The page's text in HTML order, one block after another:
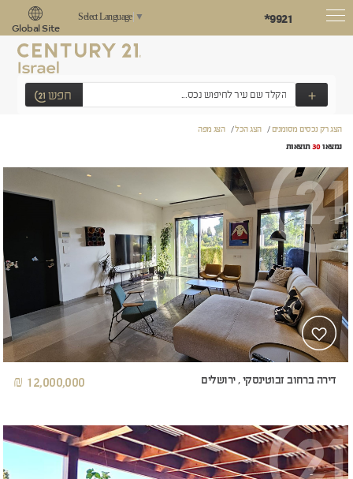
*9921
Select Language ▼
Global Site
+ חפש
הצג רק נכסים מסומנים/הצג הכל/הצג מפה
נמצאו30תוצאות
דירה ברחוב זבוטינסקי , ירושלים 12,000,000 ₪